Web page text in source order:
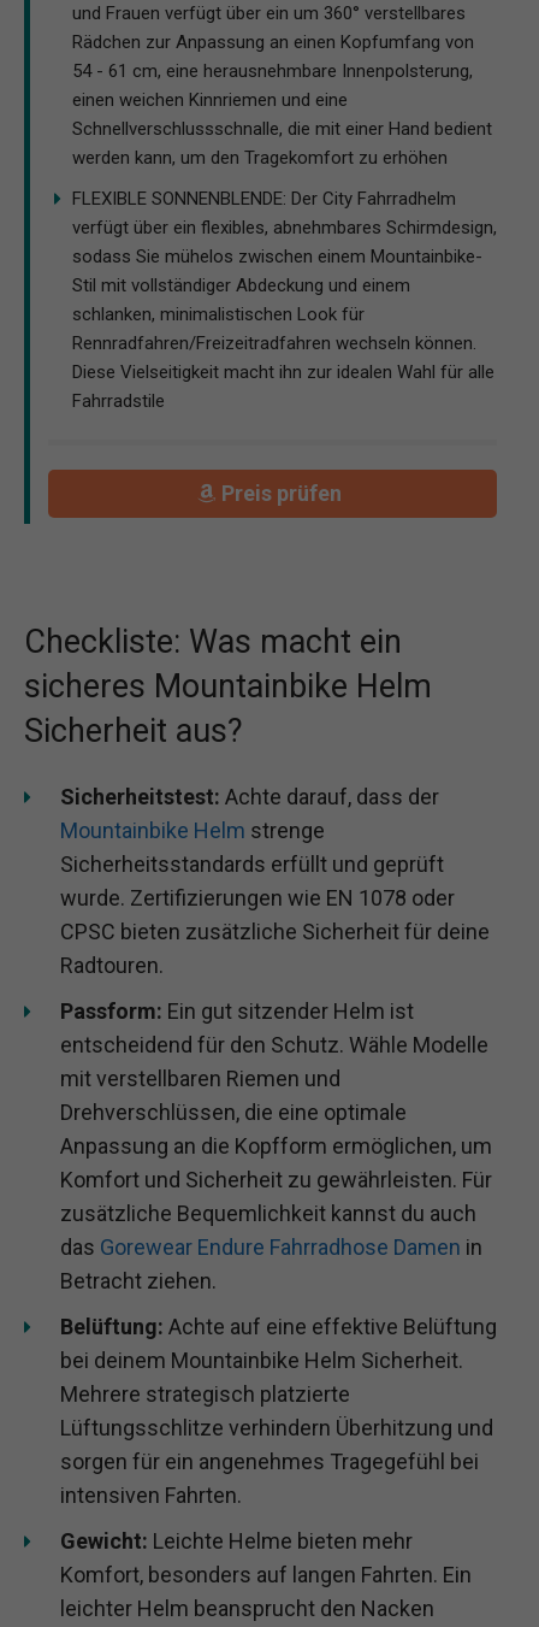
und Frauen verfügt über ein um 360° verstellbares
Rädchen zur Anpassung an einen Kopfumfang von
54 - 61 cm, eine herausnehmbare Innenpolsterung,
einen weichen Kinnriemen und eine
Schnellverschlussschnalle, die mit einer Hand bedient
werden kann, um den Tragekomfort zu erhöhen
FLEXIBLE SONNENBLENDE: Der City Fahrradhelm
verfügt über ein flexibles, abnehmbares Schirmdesign,
sodass Sie mühelos zwischen einem Mountainbike-
Stil mit vollständiger Abdeckung und einem
schlanken, minimalistischen Look für
Rennradfahren/Freizeitradfahren wechseln können.
Diese Vielseitigkeit macht ihn zur idealen Wahl für alle
Fahrradstile
Preis prüfen
Checkliste: Was macht ein
sicheres Mountainbike Helm
Sicherheit aus?
Sicherheitstest: Achte darauf, dass der
Mountainbike Helm strenge
Sicherheitsstandards erfüllt und geprüft
wurde. Zertifizierungen wie EN 1078 oder
CPSC bieten zusätzliche Sicherheit für deine
Radtouren.
Passform: Ein gut sitzender Helm ist
entscheidend für den Schutz. Wähle Modelle
mit verstellbaren Riemen und
Drehverschlüssen, die eine optimale
Anpassung an die Kopfform ermöglichen, um
Komfort und Sicherheit zu gewährleisten. Für
zusätzliche Bequemlichkeit kannst du auch
das Gorewear Endure Fahrradhose Damen in
Betracht ziehen.
Belüftung: Achte auf eine effektive Belüftung
bei deinem Mountainbike Helm Sicherheit.
Mehrere strategisch platzierte
Lüftungsschlitze verhindern Überhitzung und
sorgen für ein angenehmes Tragegefühl bei
intensiven Fahrten.
Gewicht: Leichte Helme bieten mehr
Komfort, besonders auf langen Fahrten. Ein
leichter Helm beansprucht den Nacken